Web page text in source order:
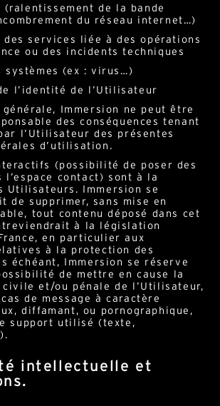
de la bande
du réseau internet…)
services liée à des opérations
ou des incidents techniques
systèmes (ex : virus…)
l’identité de l’Utilisateur
générale, Immersion ne peut être
des conséquences tenant
l’Utilisateur des présentes
d’utilisation.
(possibilité de poser des
l’espace contact) sont à la
Utilisateurs. Immersion se
de supprimer, sans mise en
tout contenu déposé dans cet
à la législation
en particulier aux
à la protection des
échéant, Immersion se réserve
de mettre en cause la
et/ou pénale de l’Utilisateur,
de message à caractère
diffamant, ou pornographique,
support utilisé (texte,
intellectuelle et
ce formulaire, j'accepte la
confidentialité*
par reCAPTCHA et Google :
Privacy
d'utilisation